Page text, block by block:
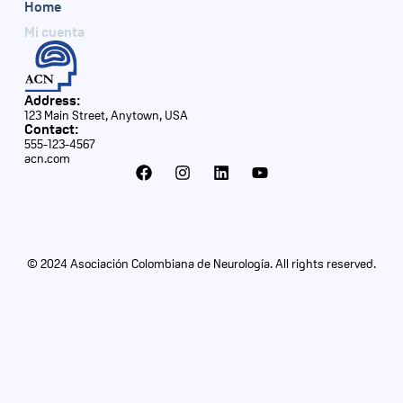
Address:
123 Main Street, Anytown, USA
Contact:
555-123-4567
acn.com
Home
Mi cuenta
© 2024 Asociación Colombiana de Neurología. All rights reserved.